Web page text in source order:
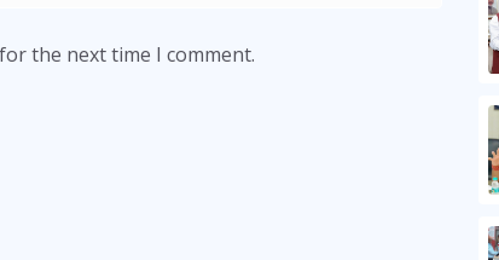
the next time I comment.